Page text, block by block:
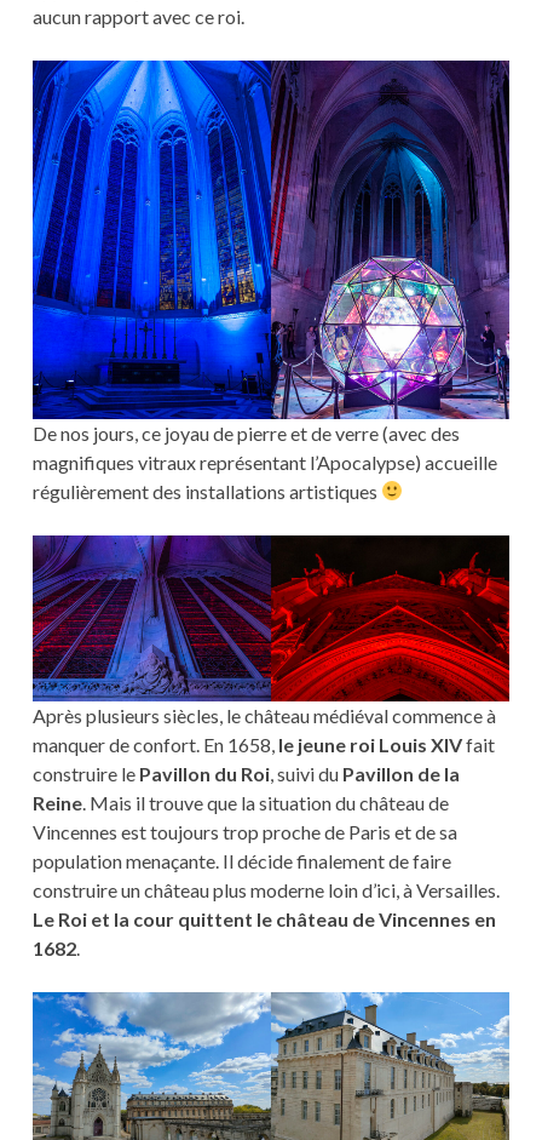
aucun rapport avec ce roi.
De nos jours, ce joyau de pierre et de verre (avec des
magnifiques vitraux représentant l’Apocalypse) accueille
régulièrement des installations artistiques
Après plusieurs siècles, le château médiéval commence à
manquer de confort. En 1658, le jeune roi Louis XIVfait
construire le Pavillon du Roi, suivi du Pavillon de la
Reine. Mais il trouve que la situation du château de
Vincennes est toujours trop proche de Paris et de sa
population menaçante. Il décide finalement de faire
construire un château plus moderne loin d’ici, à Versailles.
Le Roi et la cour quittent le château de Vincennes en
1682.